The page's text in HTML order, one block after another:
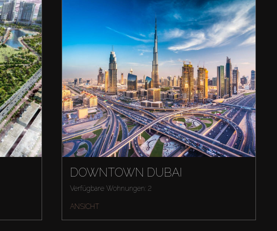
DOWNTOWN DUBAI
Verfügbare Wohnungen: 2
ANSICHT